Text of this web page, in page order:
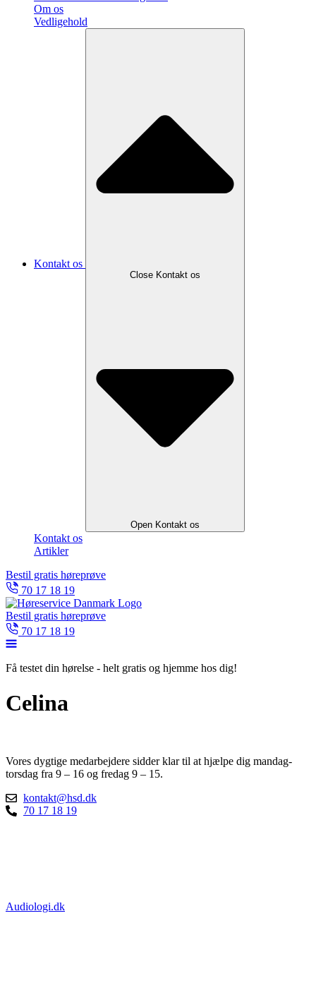
Om os
Vedligehold
Kontakt os
Close Kontakt os
Open Kontakt os
Kontakt os
Artikler
Bestil gratis høreprøve
70 17 18 19
Bestil gratis høreprøve
70 17 18 19
Få testet din hørelse - helt gratis og hjemme hos dig!
Celina
Vores dygtige medarbejdere sidder klar til at hjælpe dig mandag-
torsdag fra 9 – 16 og fredag 9 – 15.
kontakt@hsd.dk
70 17 18 19
Audiologi.dk